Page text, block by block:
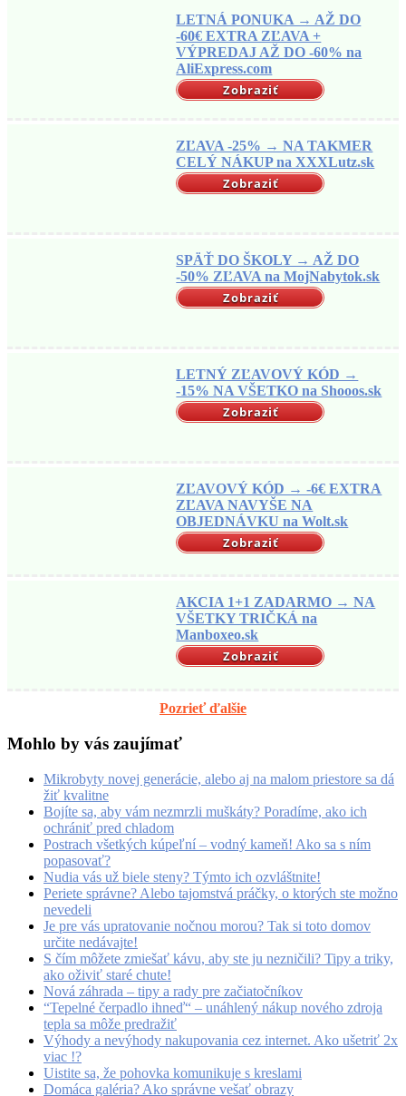
LETNÁ PONUKA → AŽ DO
-60€ EXTRA ZĽAVA +
VÝPREDAJ AŽ DO -60% na
AliExpress.com
Zobraziť
ZĽAVA -25% → NA TAKMER
CELÝ NÁKUP na XXXLutz.sk
Zobraziť
SPÄŤ DO ŠKOLY → AŽ DO
-50% ZĽAVA na MojNabytok.sk
Zobraziť
LETNÝ ZĽAVOVÝ KÓD →
-15% NA VŠETKO na Shooos.sk
Zobraziť
ZĽAVOVÝ KÓD → -6€ EXTRA
ZĽAVA NAVYŠE NA
OBJEDNÁVKU na Wolt.sk
Zobraziť
AKCIA 1+1 ZADARMO → NA
VŠETKY TRIČKÁ na
Manboxeo.sk
Zobraziť
Pozrieť ďalšie
Mohlo by vás zaujímať
Mikrobyty novej generácie, alebo aj na malom priestore sa dá
žiť kvalitne
Bojíte sa, aby vám nezmrzli muškáty? Poradíme, ako ich
ochrániť pred chladom
Postrach všetkých kúpeľní – vodný kameň! Ako sa s ním
popasovať?
Nudia vás už biele steny? Týmto ich ozvláštnite!
Periete správne? Alebo tajomstvá práčky, o ktorých ste možno
nevedeli
Je pre vás upratovanie nočnou morou? Tak si toto domov
určite nedávajte!
S čím môžete zmiešať kávu, aby ste ju nezničili? Tipy a triky,
ako oživiť staré chute!
Nová záhrada – tipy a rady pre začiatočníkov
“Tepelné čerpadlo ihneď“ – unáhlený nákup nového zdroja
tepla sa môže predražiť
Výhody a nevýhody nakupovania cez internet. Ako ušetriť 2x
viac !?
Uistite sa, že pohovka komunikuje s kreslami
Domáca galéria? Ako správne vešať obrazy